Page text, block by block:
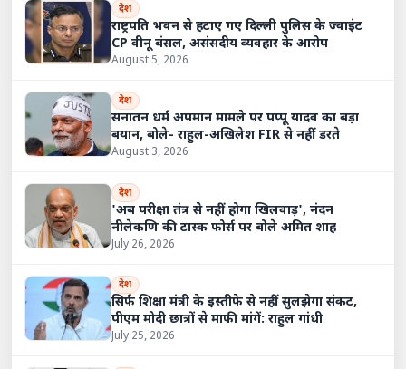
देश
राष्ट्रपति भवन से हटाए गए दिल्ली पुलिस के ज्वाइंट
CP वीनू बंसल, असंसदीय व्यवहार के आरोप
August 5, 2026
देश
सनातन धर्म अपमान मामले पर पप्पू यादव का बड़ा
बयान, बोले- राहुल-अखिलेश FIR से नहीं डरते
August 3, 2026
देश
'अब परीक्षा तंत्र से नहीं होगा खिलवाड़', नंदन
नीलेकणि की टास्क फोर्स पर बोले अमित शाह
July 26, 2026
देश
सिर्फ शिक्षा मंत्री के इस्तीफे से नहीं सुलझेगा संकट,
पीएम मोदी छात्रों से माफी मांगें: राहुल गांधी
July 25, 2026